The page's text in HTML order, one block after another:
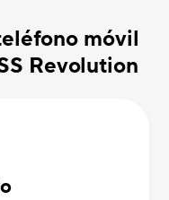
móvil
Revolution